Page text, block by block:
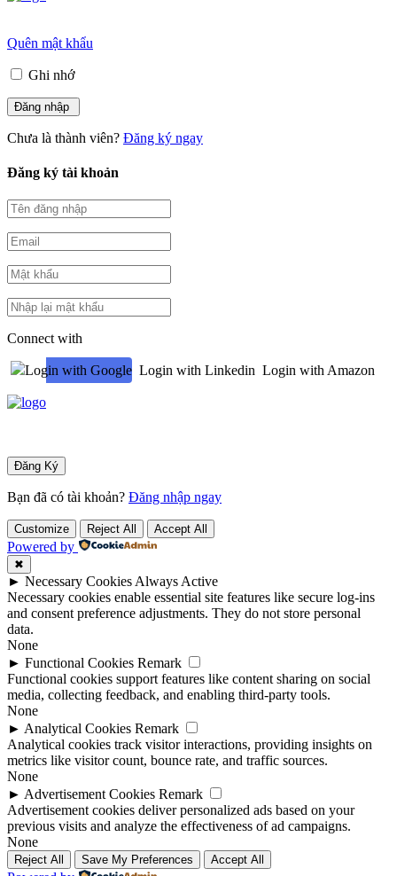
Quên mật khẩu
Ghi nhớ
Chưa là thành viên? Đăng ký ngay
Đăng ký tài khoản
Connect with
Login with Google Login with Linkedin Login with Amazon
Bạn đã có tài khoản? Đăng nhập ngay
Customize Reject All Accept All
Powered by
✖
► Necessary Cookies Always Active
Necessary cookies enable essential site features like secure log-ins
and consent preference adjustments. They do not store personal
data.
None
► Functional Cookies Remark
Functional cookies support features like content sharing on social
media, collecting feedback, and enabling third-party tools.
None
► Analytical Cookies Remark
Analytical cookies track visitor interactions, providing insights on
metrics like visitor count, bounce rate, and traffic sources.
None
► Advertisement Cookies Remark
Advertisement cookies deliver personalized ads based on your
previous visits and analyze the effectiveness of ad campaigns.
None
Reject All Save My Preferences Accept All